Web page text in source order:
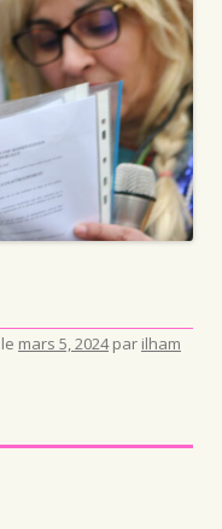
le mars 5, 2024 par ilham